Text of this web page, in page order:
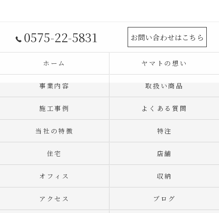
0575-22-5831 お問い合わせはこちら
ホーム ヤマトの想い
事業内容 取扱い商品
施工事例 よくある質問
当社の特徴 特注
住宅 店舗
オフィス 収納
アクセス ブログ